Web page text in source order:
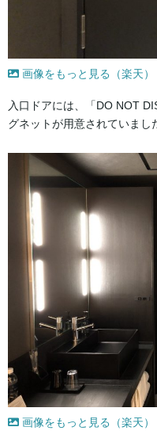
画像をもっと見る（楽天）
入口ドアには、「DO NOT
グネットが用意されていまし
画像をもっと見る（楽天）